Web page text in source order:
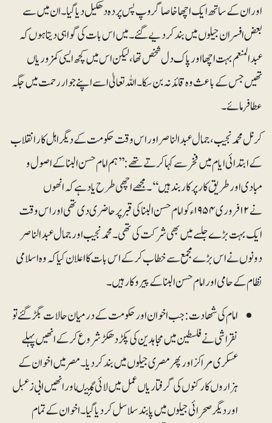
اور ان کے ساتھ ایک اچھا خاصاگروپ پس پردہ دھکیل دیا گیا۔ ان میں سے
بعض افسران جیلوں میں بند کردیے گئے۔ میں اس بات کی گواہی دیتا ہوں کہ
عبدالمنعم بہت اچھا اورپاک دل شخص تھا ، لیکن اس میں کچھ ایسی کمزوریاں
تھیں جس کے باعث وہ قائد نہ بن سکا۔ اللہ تعالیٰ اسے اپنے جوار رحمت میں جگہ
عطافرمائے ۔
کرنل محمد نجیب، جمال عبدالناصر اور اس وقت حکومت کے دیگر اہل کار انقلاب
کے ابتدائی ایام میں فخر سے کہا کرتے تھے:’’ ہم امام حسن البنا کے اصول و
مبادی اور طریق کار پر کاربند ہیں‘‘۔ مجھے اچھی طرح یاد ہے کہ انھوں
نے ۱۲فروری ۱۹۵۴ء کو امام حسن البنا کی قبر پر حاضری دی تھی اور اس وقت
ایک بہت بڑے جلسے میں بھی شرکت کی تھی۔ محمد نجیب اور جمال عبدالناصر
دونوں نے اس بڑے مجمع سے خطاب کرکے اس بات کا اعلان کیاکہ وہ اسلامی
نظام کے حامی اور امام حسن البنا کے پیروکار ہیں۔
امام کی شھادت :جب اخوان اور حکومت کے درمیان حالات بگڑ گئے تو
نقراشی نے فلسطین میں مجاہدین کی پکڑ دھکڑ شروع کرکے انھیں پہلے
عسکری مراکز اور پھر مصری جیلوں میں بندکردیا۔ مصر میں اخوان کے
ہزاروں کارکنوں کی گرفتاریاں عمل میں لائی گئیںاور انھیں ابی زعبل
اور دیگر صحرائی جیلوں میں پابندسلاسل کر دیاگیا۔ اخوان کے تمام